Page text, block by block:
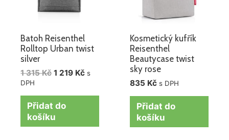
Batoh Reisenthel
Rolltop Urban twist
silver
1 315Kč 1 219 Kč s
DPH
Přidat do
košíku
Kosmetický kufřík
Reisenthel
Beautycase twist
sky rose
835 Kč s DPH
Přidat do
košíku